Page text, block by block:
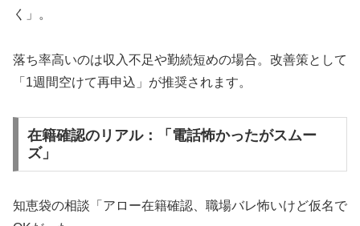
く」。
落ち率高いのは収入不足や勤続短めの場合。改善策として
「1週間空けて再申込」が推奨されます。
在籍確認のリアル：「電話怖かったがスムー
ズ」
知恵袋の相談「アロー在籍確認、職場バレ怖いけど仮名で